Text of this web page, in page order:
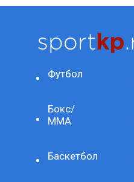
Футбол
Бокс/
ММА
Баскетбол